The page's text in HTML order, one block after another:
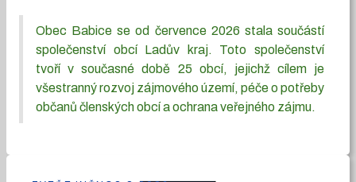
Obec Babice se od července 2026 stala součástí
společenství obcí Ladův kraj. Toto společenství
tvoří v současné době 25 obcí, jejichž cílem je
všestranný rozvoj zájmového území, péče o potřeby
občanů členských obcí a ochrana veřejného zájmu.